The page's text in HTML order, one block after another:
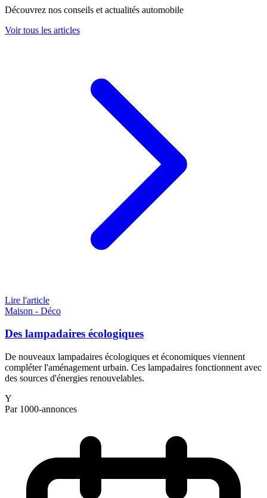
Découvrez nos conseils et actualités automobile
Voir tous les articles
Lire l'article
Maison - Déco
Des lampadaires écologiques
De nouveaux lampadaires écologiques et économiques viennent
compléter l'aménagement urbain. Ces lampadaires fonctionnent avec
des sources d'énergies renouvelables.
Y
Par 1000-annonces